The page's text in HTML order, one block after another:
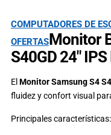
COMPUTADORES DE
OFERTASMonitor
S40GD 24″
ElMonitor Samsung S4
fluidez y confort visual
Principales características: